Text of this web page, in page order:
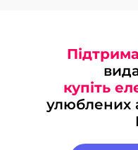
купіть
улюблених